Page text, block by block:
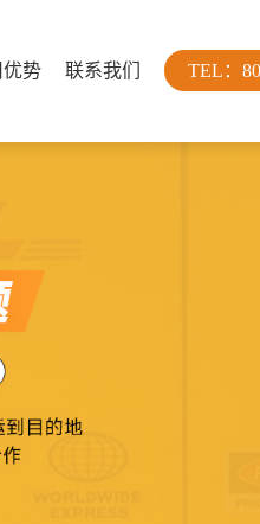
TEL：
优势 联系我们